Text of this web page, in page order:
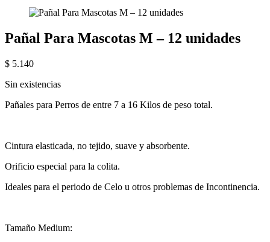
Pañal Para Mascotas M – 12 unidades
$ 5.140
Sin existencias
Pañales para Perros de entre 7 a 16 Kilos de peso total.
Cintura elasticada, no tejido, suave y absorbente.
Orificio especial para la colita.
Ideales para el periodo de Celo u otros problemas de Incontinencia.
Tamaño Medium: